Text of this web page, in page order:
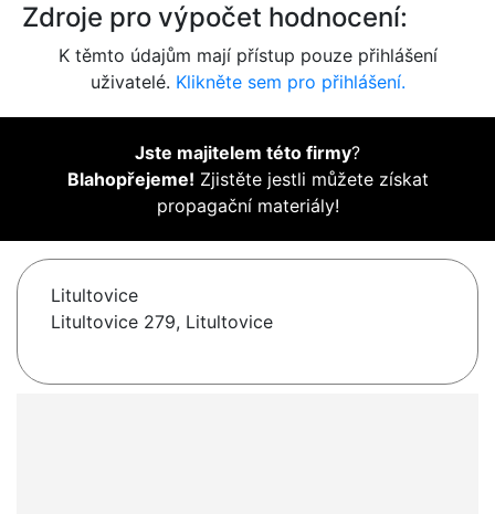
Zdroje pro výpočet hodnocení:
K těmto údajům mají přístup pouze přihlášení
uživatelé. Klikněte sem pro přihlášení.
Jste majitelem této firmy?
Blahopřejeme! Zjistěte jestli můžete získat
propagační materiály!
Litultovice
Litultovice 279, Litultovice